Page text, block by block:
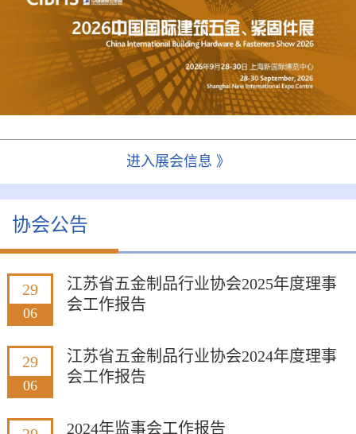
进入展会信息 》
协会公告
29
06
江苏省五金制品行业协会2025年度理事
会工作报告
29
06
江苏省五金制品行业协会2024年度理事
会工作报告
2024年监事会工作报告